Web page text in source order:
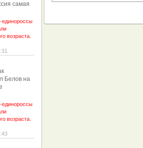
самая
единороссы
возраста.
Белов на
единороссы
возраста.